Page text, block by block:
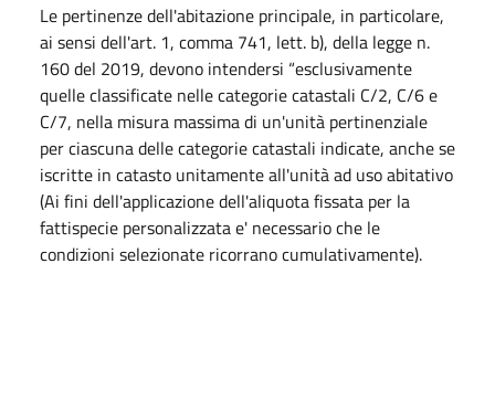
Le pertinenze dell'abitazione principale, in particolare,
ai sensi dell'art. 1, comma 741, lett. b), della legge n.
160 del 2019, devono intendersi “esclusivamente
quelle classificate nelle categorie catastali C/2, C/6 e
C/7, nella misura massima di un'unità pertinenziale
per ciascuna delle categorie catastali indicate, anche se
iscritte in catasto unitamente all'unità ad uso abitativo
(Ai fini dell'applicazione dell'aliquota fissata per la
fattispecie personalizzata e' necessario che le
condizioni selezionate ricorrano cumulativamente).